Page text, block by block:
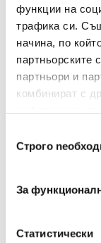
функции на
трафика си.
начина, по
партньорските
партньори и
комбинират с
наСтрого
За
Статистически
Заключване